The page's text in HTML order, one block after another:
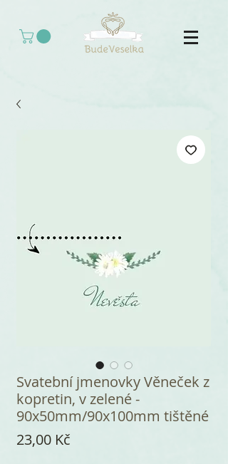
Svatební jmenovky Věneček z
kopretin, v zelené -
90x50mm/90x100mm tištěné
23,00 Kč